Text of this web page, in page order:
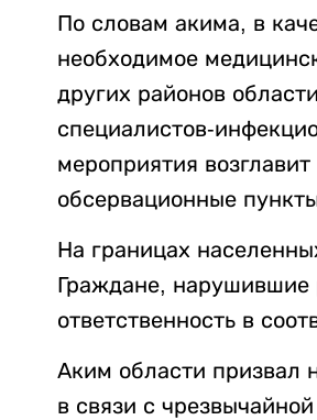
По словам акима, в
необходимое
других районов
специалистов-
мероприятия
обсервационные
На границах
Граждане, нарушившие
ответственность в
Аким области призвал
в связи с